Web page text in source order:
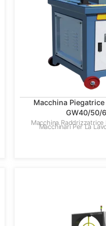
Macchina
GW40/50/
Macchina Raddrizzatrice
Macchinari Per La